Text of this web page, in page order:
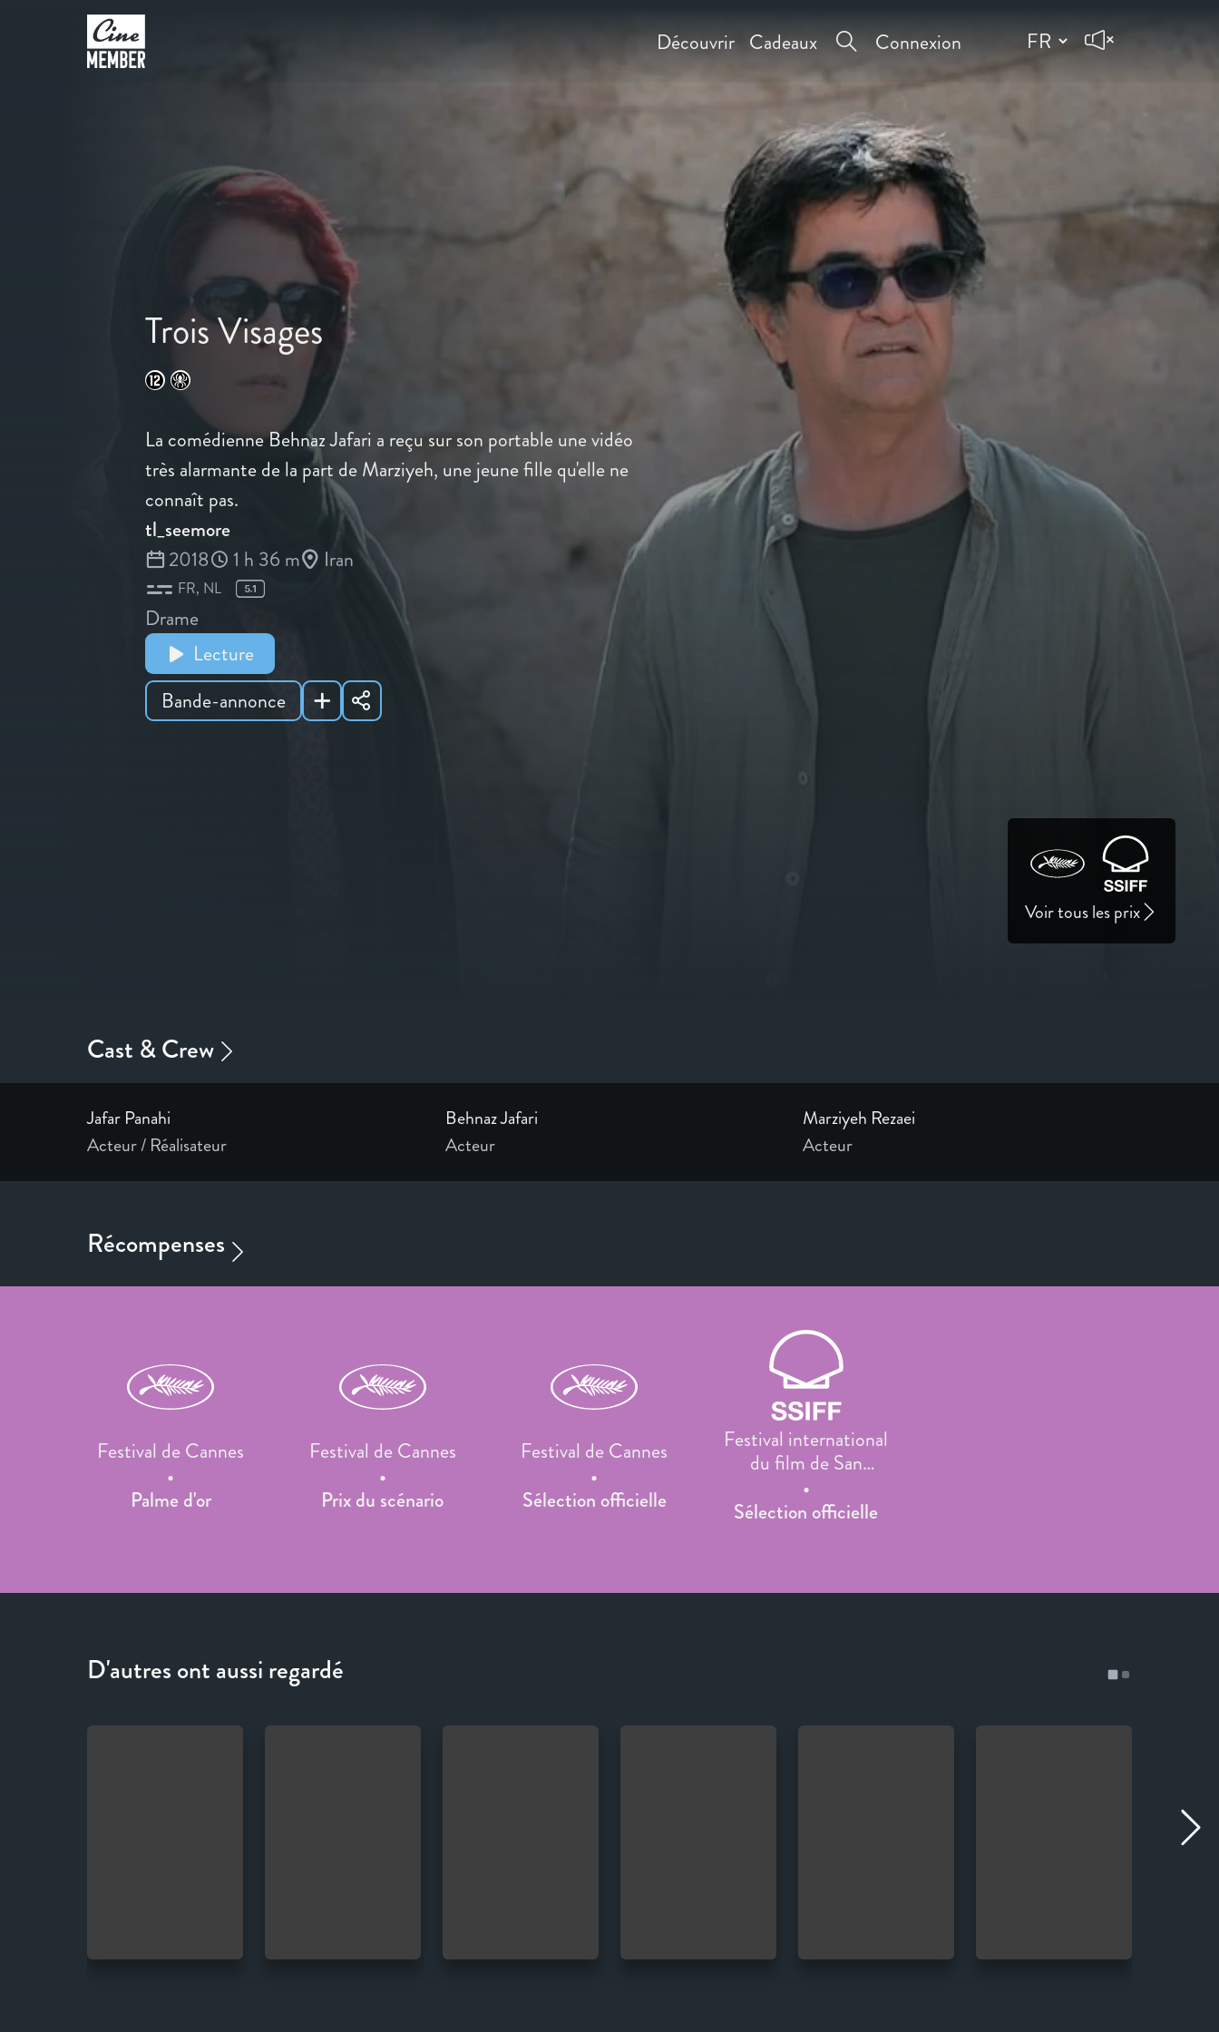
Découvrir Cadeaux Connexion
Trois Visages
La comédienne Behnaz Jafari a reçu sur son portable une vidéo
très alarmante de la part de Marziyeh, une jeune fille qu'elle ne
connaît pas.
tl_seemore
2018
1 h 36 m Iran
FR NL
Drame
Lecture
Bande-annonce
Voir tous les prix
Jafar Panahi
Acteur / Réalisateur
Behnaz Jafari
Acteur
Marziyeh Rezaei
Acteur
Festival de Cannes
Palme d'or
Festival de Cannes
Prix du scénario
Festival de Cannes
Sélection officielle
Festival international
du film de San
Sebastián
Sélection officielle